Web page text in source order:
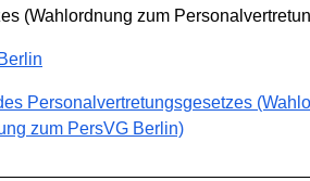
(Wahlordnung zum
Personalvertretungsgesetzes
zum PersVG Berlin)